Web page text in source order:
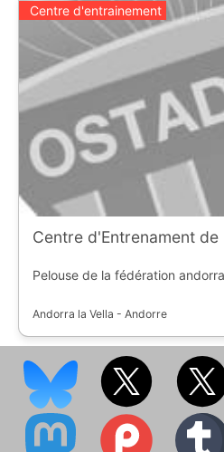
Centre d'entrainement
Centre d'Entrenament de
Pelouse de la fédération
Andorra la Vella - Andorre